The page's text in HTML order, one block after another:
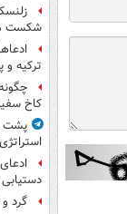
شکست
ترکیه و
کاخ
پشت
گرد